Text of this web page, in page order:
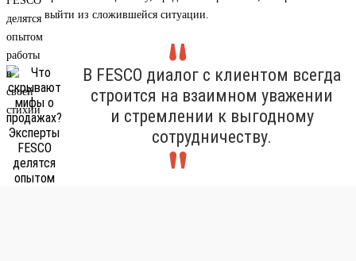
выйти из сложившейся ситуации.
В FESCO диалог с клиентом всегда
строится на взаимном уважении
и стремлении к выгодному
сотрудничеству.